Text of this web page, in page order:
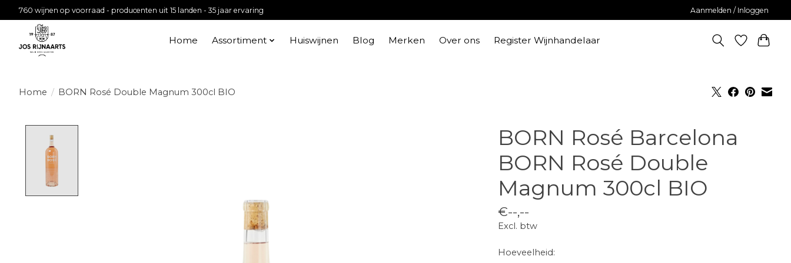
760 wijnen op voorraad - producenten uit 15 landen - 35 jaar ervaring Aanmelden / Inloggen
Home Assortiment Huiswijnen Blog Merken Over ons Register Wijnhandelaar
Home / BORN Rosé Double Magnum 300cl BIO
BORN Rosé Barcelona
BORN Rosé Double
Magnum 300cl BIO
€--,--
Excl. btw
Hoeveelheid: